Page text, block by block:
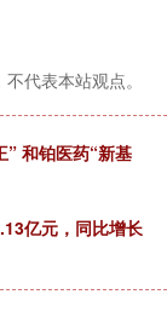
代表本站观点。
” 和铂医药“新基
亿元，同比增长